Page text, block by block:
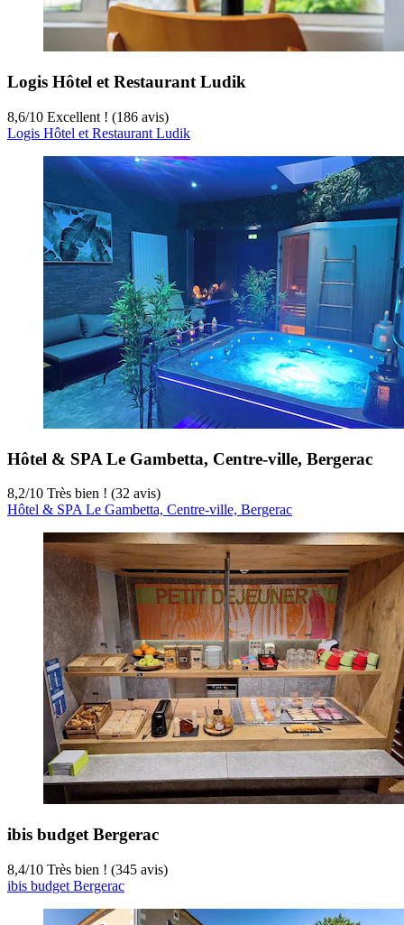
Logis Hôtel et Restaurant Ludik
8,6/10 Excellent ! (186 avis)
Logis Hôtel et Restaurant Ludik
Hôtel & SPA Le Gambetta, Centre-ville, Bergerac
8,2/10 Très bien ! (32 avis)
Hôtel & SPA Le Gambetta, Centre-ville, Bergerac
ibis budget Bergerac
8,4/10 Très bien ! (345 avis)
ibis budget Bergerac